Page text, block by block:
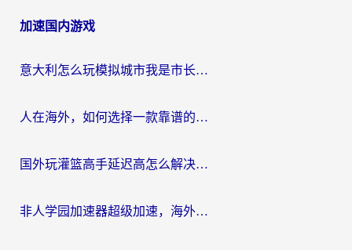
加速国内游戏
意大利怎么玩模拟城市我是市长？海外党国服游戏加速终极攻略（附三国3量子特攻解决办法）
人在海外，如何选择一款靠谱的玩剑灵2加速器？
国外玩灌篮高手延迟高怎么解决？海外玩家国服游戏加速终极指南
非人学园加速器超级加速，海外玩家重返国服的通行证